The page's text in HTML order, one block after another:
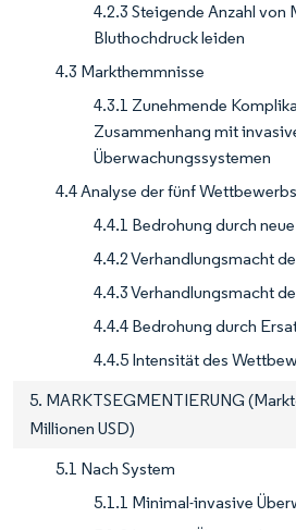
4.2.3 Steigende Anzahl von
Bluthochdruck leiden
4.3 Markthemmnisse
4.3.1 Zunehmende
Zusammenhang mit
Überwachungssystemen
4.4 Analyse der fünf
4.4.1 Bedrohung durch
4.4.2 Verhandlungsmacht
4.4.3 Verhandlungsmacht
4.4.4 Bedrohung durch
4.4.5 Intensität des
5. MARKTSEGMENTIERUNG
Millionen USD)
5.1 Nach System
5.1.1 Minimal-invasive